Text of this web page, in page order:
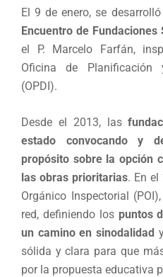
El 9 de enero, se
Encuentro de Fundaciones
el P. Marcelo Farfán,
Oficina de Planificación
(OPDI).
Desde el 2013, las
estado convocando y
propósito sobre la opción
las obras prioritarias. En
Orgánico Inspectorial
red, definiendo los puntos
un camino en sinodalidad
sólida y clara para que
por la propuesta educativa